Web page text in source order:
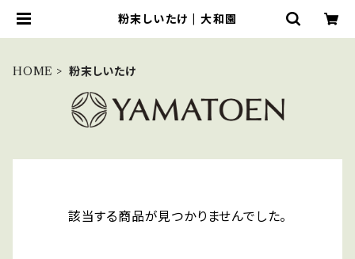
粉末しいたけ | 大和園
HOME 粉末しいたけ
該当する商品が見つかりませんでした。